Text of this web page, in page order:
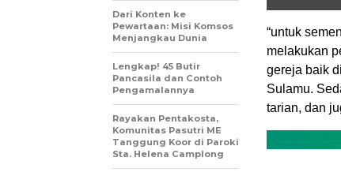
“untuk
melakukan
gereja baik
Sulamu.
tarian, dan
Dari Konten ke
Pewartaan: Misi Komsos
Menjangkau Dunia
Lengkap! 45 Butir
Pancasila dan Contoh
Pengamalannya
Rayakan Pentakosta,
Komunitas Pasutri ME
Tanggung Koor di Paroki
Sta. Helena Camplong